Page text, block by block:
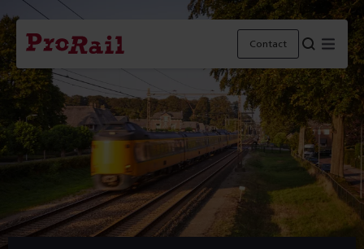
Navigatie
Homepage
ProRail
Contact Menu